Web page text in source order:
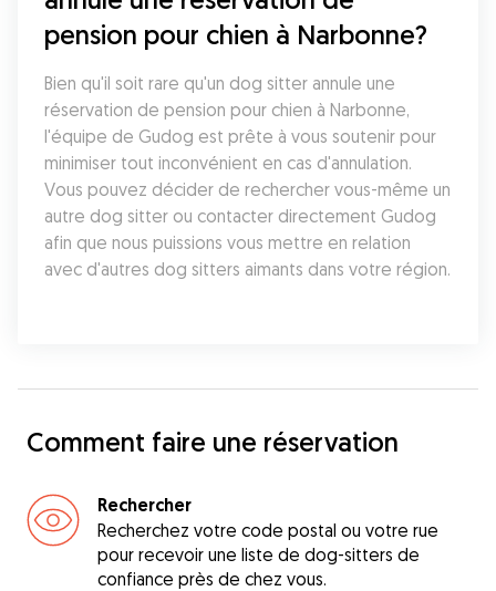
pension pour chien à Narbonne?
Bien qu'il soit rare qu'un dog sitter annule une
réservation de pension pour chien à Narbonne,
l'équipe de Gudog est prête à vous soutenir pour
minimiser tout inconvénient en cas d'annulation.
Vous pouvez décider de rechercher vous-même un
autre dog sitter ou contacter directement Gudog
afin que nous puissions vous mettre en relation
avec d'autres dog sitters aimants dans votre région.
Comment faire une réservation
Rechercher
Recherchez votre code postal ou votre rue
pour recevoir une liste de dog-sitters de
confiance près de chez vous.